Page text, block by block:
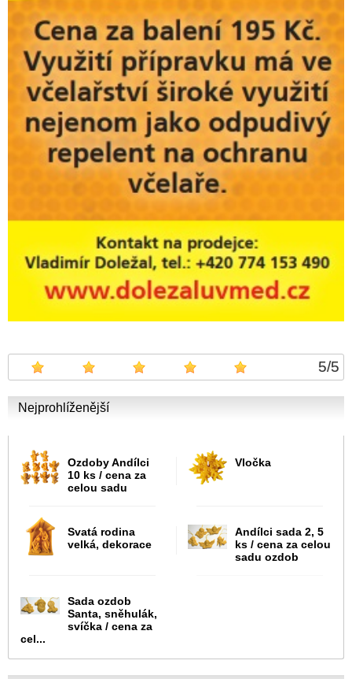
5/5
Nejprohlíženější
Ozdoby Andílci
10 ks / cena za
celou sadu
Vločka
Svatá rodina
velká, dekorace
Andílci sada 2, 5
ks / cena za celou
sadu ozdob
Sada ozdob
Santa, sněhulák,
svíčka / cena za
cel...